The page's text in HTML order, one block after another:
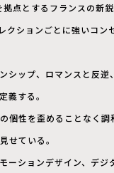
点とするフランスの新
クションごとに強いコン
シップ、ロマンスと反逆
義する。
個性を歪めることなく調
せている。
ーションデザイン、デジ